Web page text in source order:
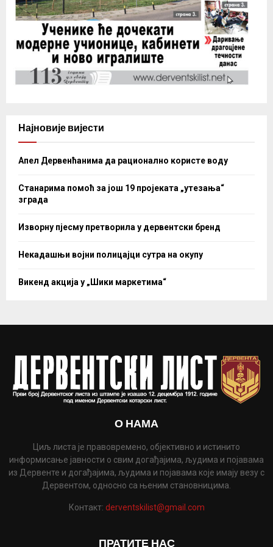
Најновије вијести
Апел Дервенћанима да рационално користе воду
Станарима помоћ за још 19 пројеката „утезања“
зграда
Изворну пјесму претворила у дервентски бренд
Некадашњи војни полицајци сутра на окупу
Викенд акција у „Шики маркетима“
О НАМА
Циљ листа је правовремено, објективно и истинито
информисање јавности о свим догађајима, људима и појавама
из Дервенте и догађајима, људима и појавама које имају везу с
Дервентом, односно са њеним становницима.
Контакт: derventskilist@gmail.com
ПРАТИТЕ НАС